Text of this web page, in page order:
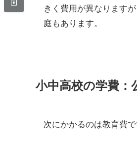
きく費用が異なります
庭もあります。
小中高校の学費：
次にかかるのは教育費